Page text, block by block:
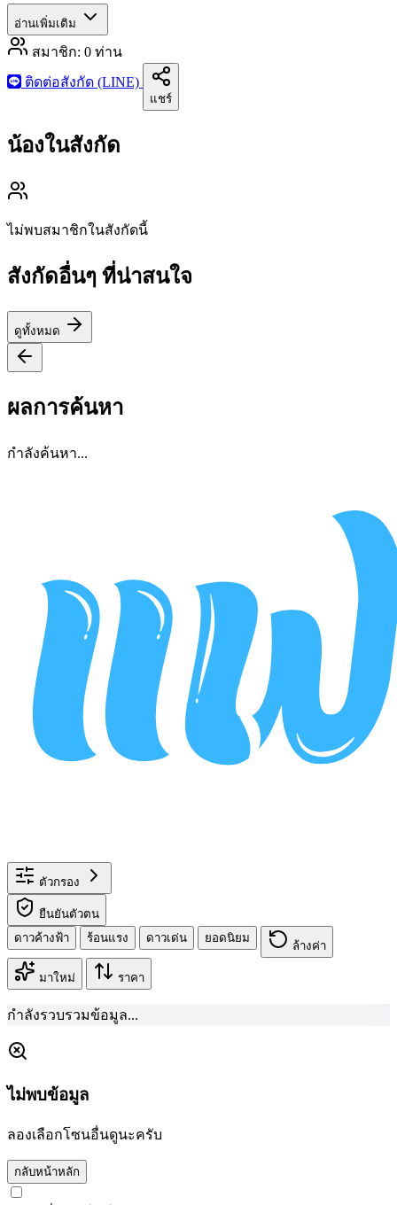
อ่านเพิ่มเติม
สมาชิก: 0 ท่าน
ติดต่อสังกัด (LINE)
แชร์
น้องในสังกัด
ไม่พบสมาชิกในสังกัดนี้
สังกัดอื่นๆ ที่น่าสนใจ
ดูทั้งหมด
ผลการค้นหา
กำลังค้นหา...
ตัวกรอง
ยืนยันตัวตน
ดาวค้างฟ้า
ร้อนแรง ดาวเด่น ยอดนิยม
ล้างค่า
มาใหม่ ราคา
กำลังรวบรวมข้อมูล...
ไม่พบข้อมูล
ลองเลือกโซนอื่นดูนะครับ
กลับหน้าหลัก